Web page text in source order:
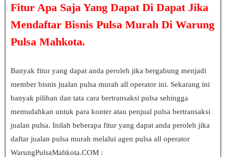
Fitur Apa Saja Yang Dapat Di Dapat Jika
Mendaftar Bisnis Pulsa Murah Di Warung
Pulsa Mahkota.
Banyak fitur yang dapat anda peroleh jika bergabung menjadi
member bisnis jualan pulsa murah all operator ini. Sekarang ini
banyak pilihan dan tata cara bertransaksi pulsa sehingga
memudahkan untuk para konter atau penjual pulsa bertransaksi
jualan pulsa. Inilah beberapa fitur yang dapat anda peroleh jika
daftar jualan pulsa murah melalui agen pulsa all operator
WarungPulsaMahkota.COM :